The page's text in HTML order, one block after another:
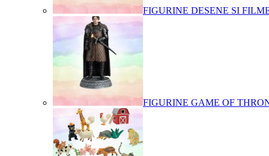
FIGURINE DESENE SI
FIGURINE GAME OF